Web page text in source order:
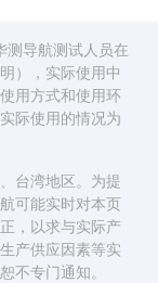
测导航测试人员在
），实际使用中
用方式和使用环
际使用的情况为
台湾地区。为提
可能实时对本页
，以求与实际产
产供应因素等实
不专门通知。